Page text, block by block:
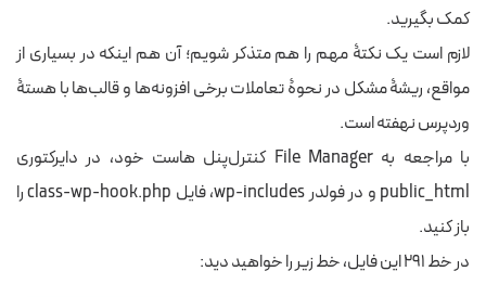
کمک بگیرید.
لازم است یک نکتۀ مهم را هم متذکر شویم؛ آن هم اینکه در بسیاری از
مواقع، ریشۀ مشکل در نحوۀ تعاملات برخی افزونه‌ها و قالب‌ها با هستۀ
وردپرس نهفته است.
با مراجعه به File Manager کنترل‌پنل هاست خود، در دایرکتوری
public_html و در فولدر wp-includes، فایل class-wp-hook.php را
باز کنید.
در خط ۲۹۱ این فایل، خط زیر را خواهید دید: